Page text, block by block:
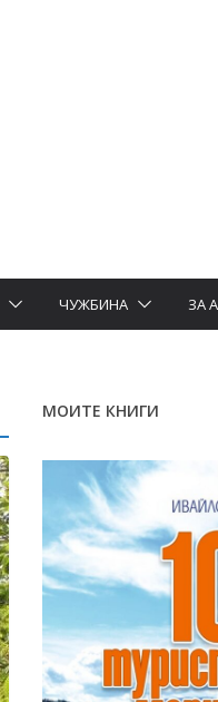
ЧУЖБИНА ЗА
МОИТЕ КНИГИ